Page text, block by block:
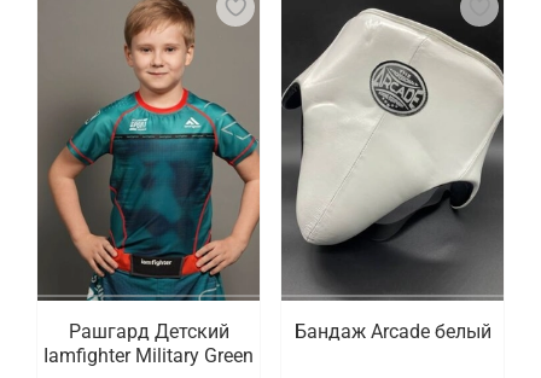
Рашгард Детский
Iamfighter Military Green
Бандаж Arcade белый